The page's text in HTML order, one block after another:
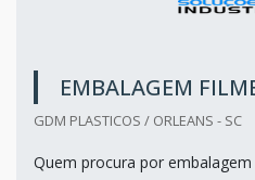
EMBALAGEM
GDM PLASTICOS / ORLEANS - SC
Quem procura por